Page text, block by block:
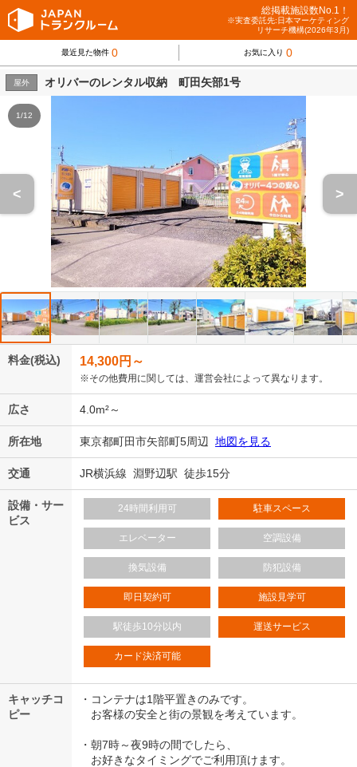
総掲載施設数No.1！
※実査委託先:日本マーケティング
リサーチ機構(2026年3月)
最近見た物件 0 お気に入り 0
屋外 オリバーのレンタル収納 町田矢部1号
1/12
< >
料金(税込) 14,300円～
※その他費用に関しては、運営会社によって異なります。
広さ 4.0m²～
所在地 東京都町田市矢部町5周辺 地図を見る
交通 JR横浜線 淵野辺駅 徒歩15分
設備・サー
ビス
24時間利用可 駐車スペース
エレベーター 空調設備
換気設備 防犯設備
即日契約可 施設見学可
駅徒歩10分以内 運送サービス
カード決済可能
キャッチコ
ピー
・コンテナは1階平置きのみです。
お客様の安全と街の景観を考えています。
・朝7時～夜9時の間でしたら、
お好きなタイミングでご利用頂けます。